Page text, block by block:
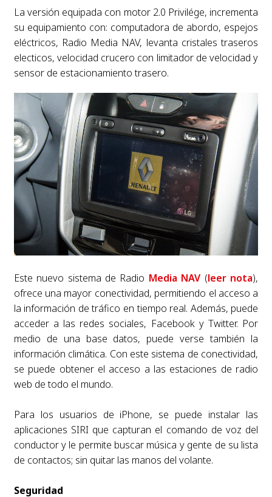
La versión equipada con motor 2.0 Privilége, incrementa
su equipamiento con: computadora de abordo, espejos
eléctricos, Radio Media NAV, levanta cristales traseros
electicos, velocidad crucero con limitador de velocidad y
sensor de estacionamiento trasero.
Este nuevo sistema de Radio Media NAV (leer nota),
ofrece una mayor conectividad, permitiendo el acceso a
la información de tráfico en tiempo real. Además, puede
acceder a las redes sociales, Facebook y Twitter. Por
medio de una base datos, puede verse también la
información climática. Con este sistema de conectividad,
se puede obtener el acceso a las estaciones de radio
web de todo el mundo.
Para los usuarios de iPhone, se puede instalar las
aplicaciones SIRI que capturan el comando de voz del
conductor y le permite buscar música y gente de su lista
de contactos; sin quitar las manos del volante.
Seguridad